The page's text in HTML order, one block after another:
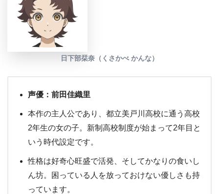
日下部栞奈（くさかべ かんな）
声優：前田佳織里
本作の主人公であり、都立美戸川高校に通う高校
2年生の女の子。新制高校制度が始まって2年目と
いう時代設定です。
性格は好奇心旺盛で活発、そしてかなりの食いし
ん坊。困っている人を放っておけない優しさも持
っています。